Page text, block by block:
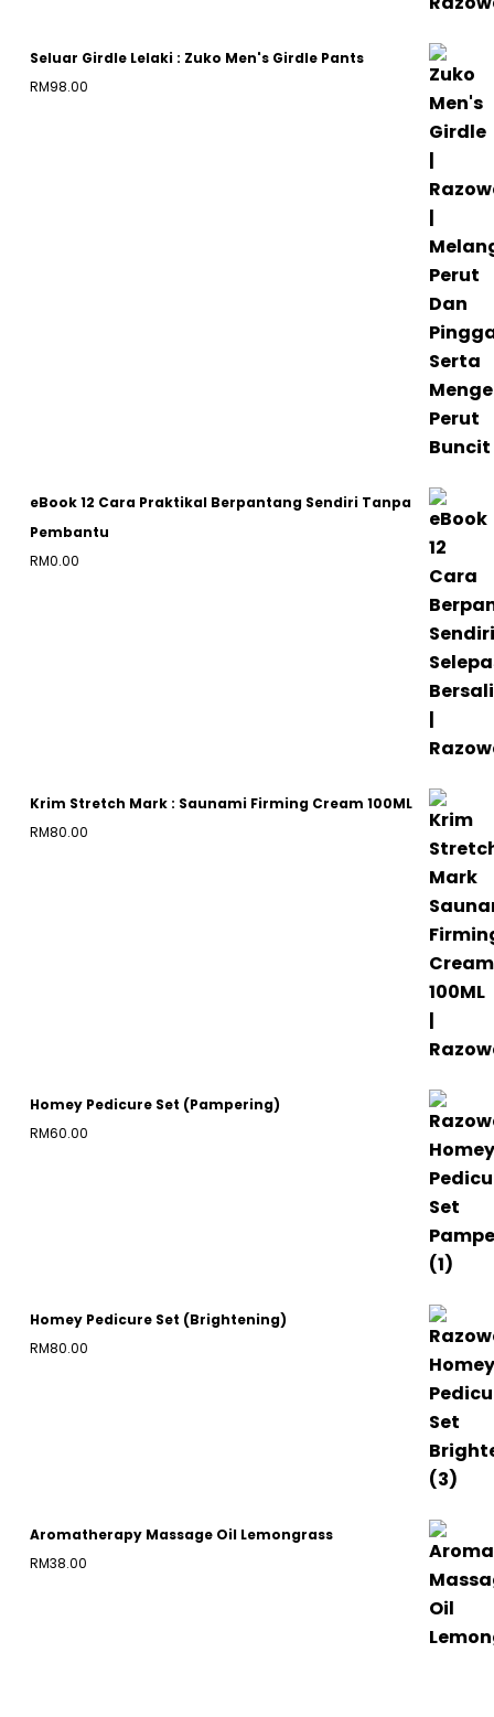
Seluar Girdle Lelaki : Zuko Men's Girdle Pants
RM98.00
eBook 12 Cara Praktikal Berpantang Sendiri Tanpa
Pembantu
RM0.00
Krim Stretch Mark : Saunami Firming Cream 100ML
RM80.00
Homey Pedicure Set (Pampering)
RM60.00
Homey Pedicure Set (Brightening)
RM80.00
Aromatherapy Massage Oil Lemongrass
RM38.00